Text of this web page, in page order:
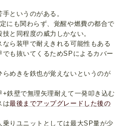
というのがある。
にも関わらず、覚醒や燃費の都合で
と同程度の威力しかない。
ら装甲で耐えきれる可能性もある
も抜いてくるためSPによるカバー
めきを鉄也が覚えないというのが
鉄壁で無理矢理耐えて一発叩き込む
は最後までアップグレードした後の
りユニットとしては最大SP量が少